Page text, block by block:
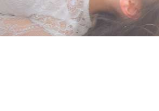
子供の写真撮影・スタジ
オフォト